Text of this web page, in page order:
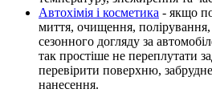
Автохімія і косметика - якщо
миття, очищення, полірування,
сезонного догляду за
так простіше не переплутати
перевірити поверхню,
нанесення.